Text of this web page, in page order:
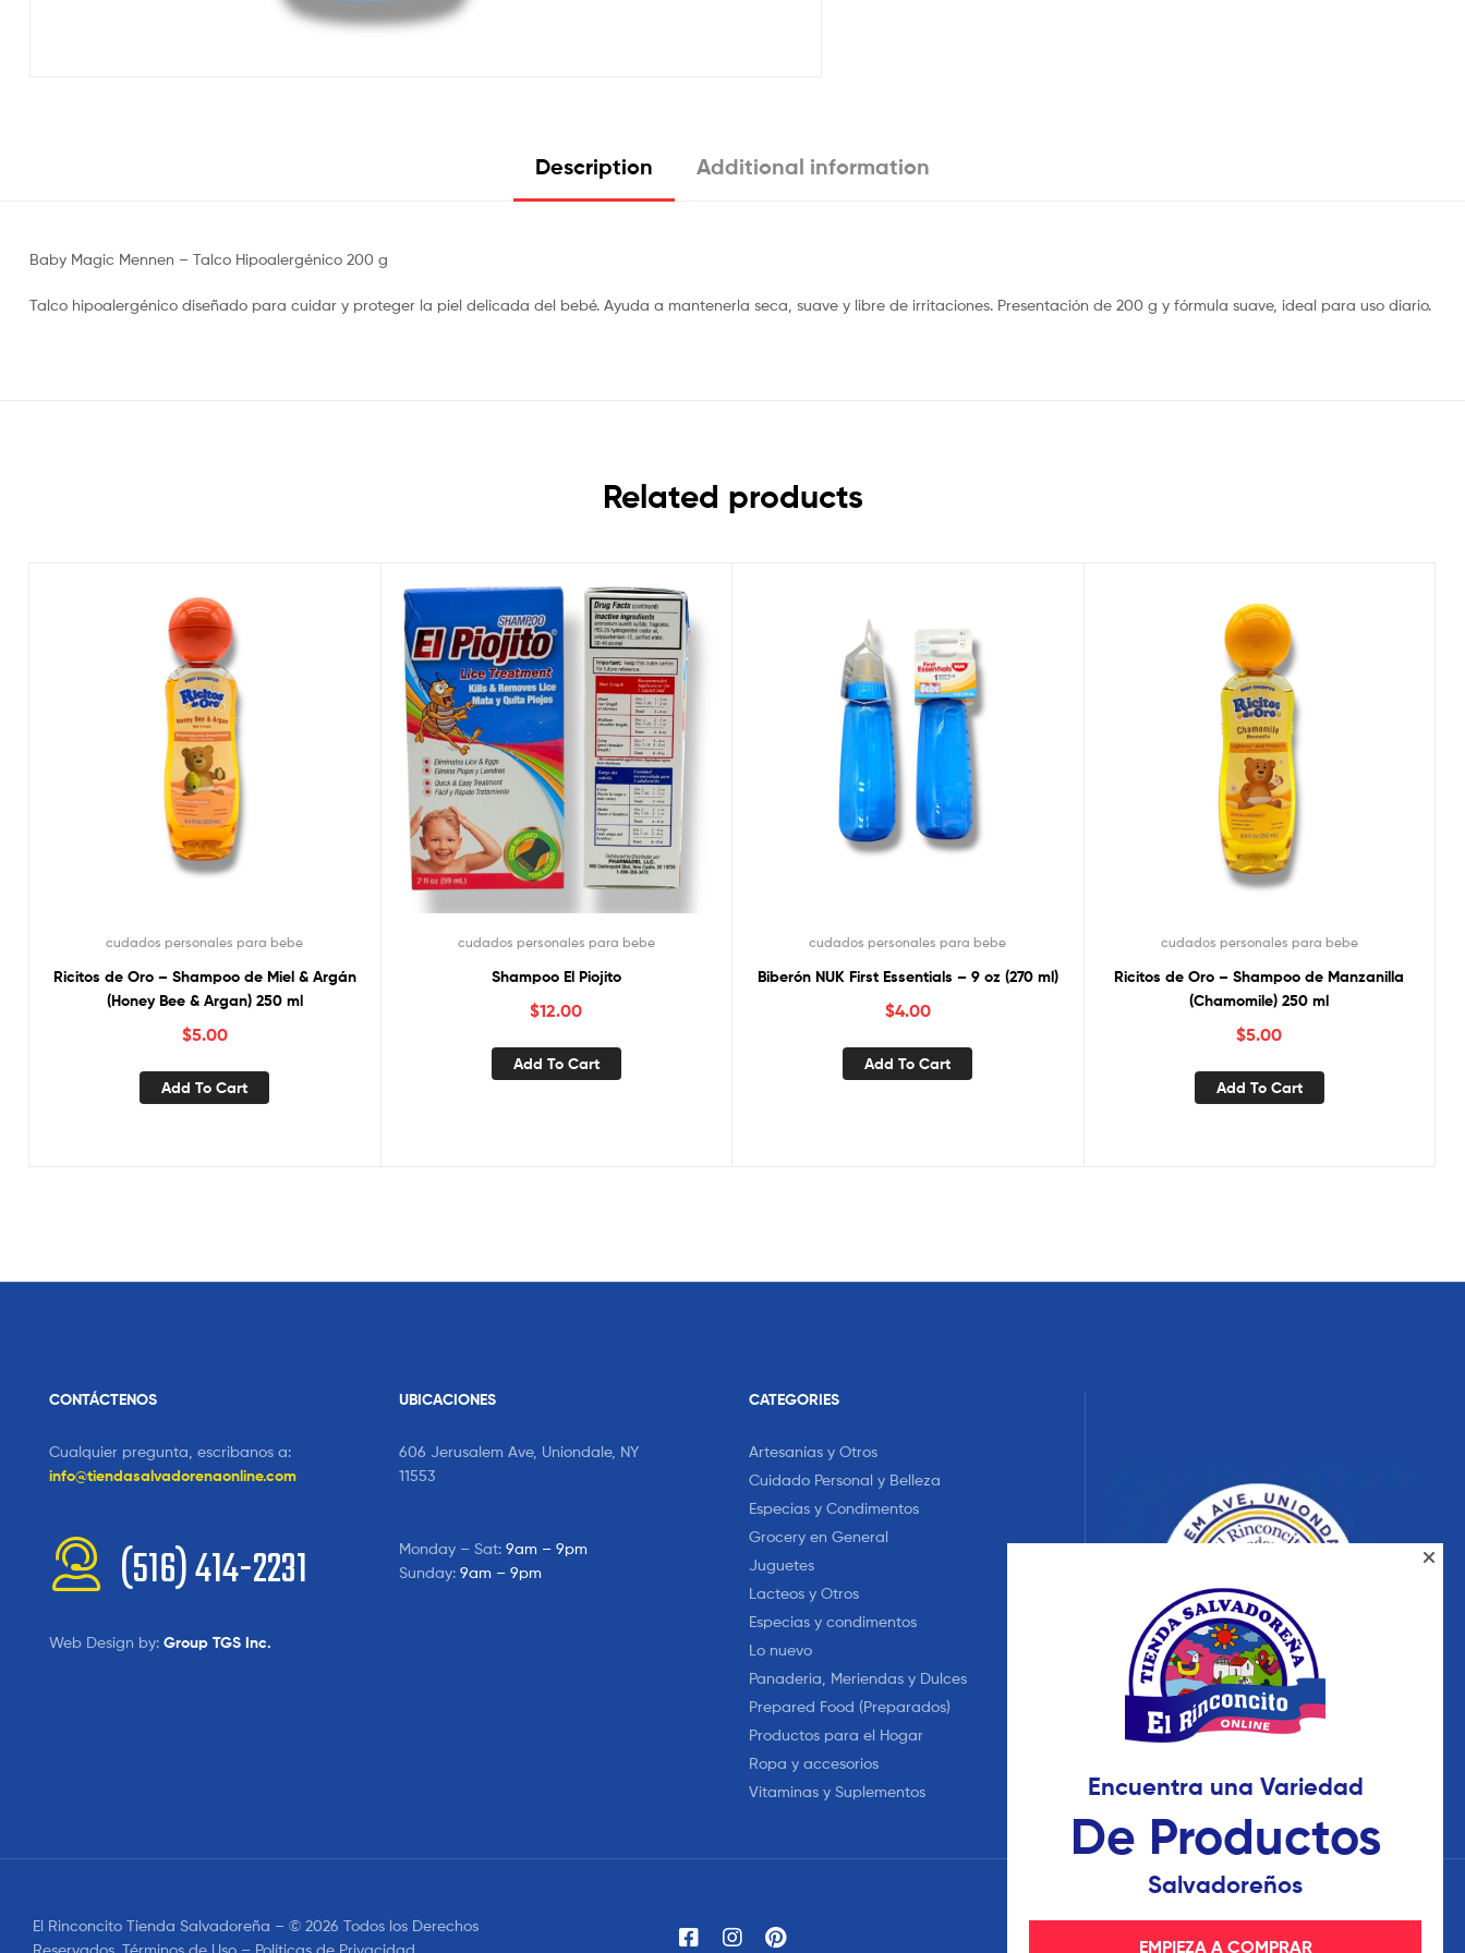
Description Additional information
Baby Magic Mennen – Talco Hipoalergénico 200 g
Talco hipoalergénico diseñado para cuidar y proteger la piel delicada del bebé. Ayuda a mantenerla seca, suave y libre de irritaciones. Presentación de 200 g y fórmula suave, ideal para uso diario.
Related products
cudados personales para bebe
Ricitos de Oro – Shampoo de Miel & Argán
(Honey Bee & Argan) 250 ml
$5.00
Add To Cart
cudados personales para bebe
Shampoo El Piojito
$12.00
Add To Cart
cudados personales para bebe
Biberón NUK First Essentials – 9 oz (270 ml)
$4.00
Add To Cart
cudados personales para bebe
Ricitos de Oro – Shampoo de Manzanilla
(Chamomile) 250 ml
$5.00
Add To Cart
CONTÁCTENOS
Cualquier pregunta, escribanos a:
info@tiendasalvadorenaonline.com
(516) 414-2231
Web Design by: Group TGS Inc.
UBICACIONES
606 Jerusalem Ave, Uniondale, NY
11553
Monday – Sat: 9am – 9pm
Sunday: 9am – 9pm
CATEGORIES
Artesanías y Otros
Cuidado Personal y Belleza
Especias y Condimentos
Grocery en General
Juguetes
Lacteos y Otros
Especias y condimentos
Lo nuevo
Panaderia, Meriendas y Dulces
Prepared Food (Preparados)
Productos para el Hogar
Ropa y accesorios
Vitaminas y Suplementos
El Rinconcito Tienda Salvadoreña – © 2026 Todos los Derechos
Encuentra una Variedad
De Productos
Salvadoreños
EMPIEZA A COMPRAR